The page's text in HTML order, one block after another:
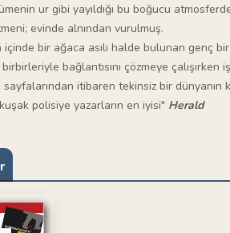
ur gibi yayıldığı bu boğucu
evinde alnından vurulmuş.
içinde bir ağaca asılı halde bulunan genç
bağlantısını çözmeye
itibaren tekinsiz bir
polisiye yazarların en iyisi" Herald